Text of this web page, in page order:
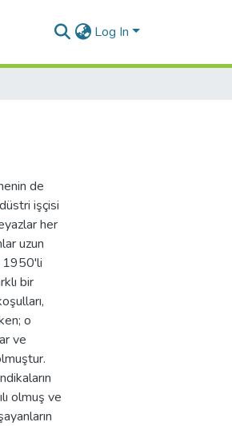
Log In
de
işçisi
her
uzun
1950'li
bir
o
ve
olmuş ve